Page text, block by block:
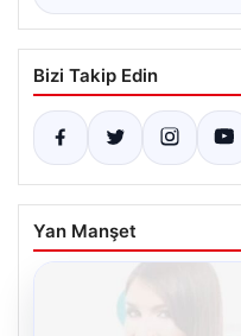
Bizi Takip Edin
Yan Manşet